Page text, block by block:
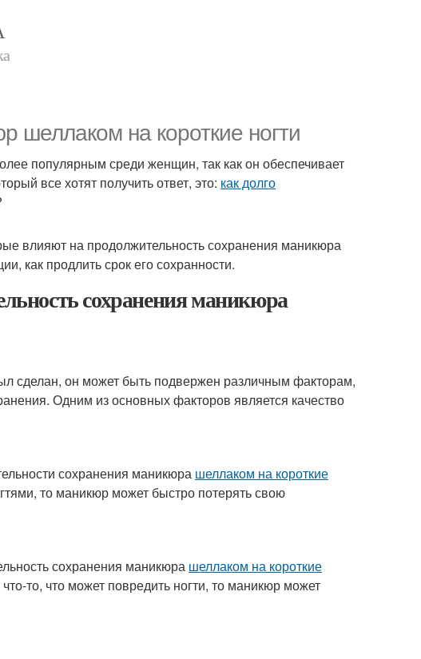
шеллаком на короткие ногти
популярным среди женщин, так как он обеспечивает
все хотят получить ответ, это: как долго
влияют на продолжительность сохранения маникюра
как продлить срок его сохранности.
сохранения маникюра
сделан, он может быть подвержен различным факторам,
Одним из основных факторов является качество
сохранения маникюра шеллаком на короткие
то маникюр может быстро потерять свою
сохранения маникюра шеллаком на короткие
то, что может повредить ногти, то маникюр может